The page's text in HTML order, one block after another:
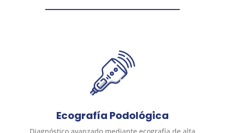
Ecografía Podológica
Diagnóstico avanzado mediante ecografía de alta